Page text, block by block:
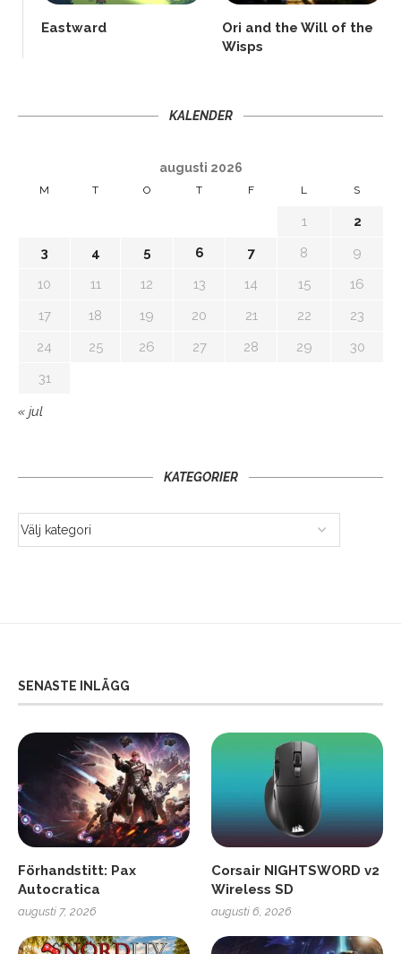
Eastward
Ori and the Will of the
Wisps
KALENDER
augusti 2026
M T O T F L S
1
2
3
4 5 6 7 8
9
10
11 12 13 14 15
16
17
18 19 20 21 22
23
24
25 26 27 28 29
30
31
« jul
KATEGORIER
SENASTE INLÄGG
Förhandstitt: Pax
Autocratica
augusti 7, 2026
Corsair NIGHTSWORD v2
Wireless SD
augusti 6, 2026